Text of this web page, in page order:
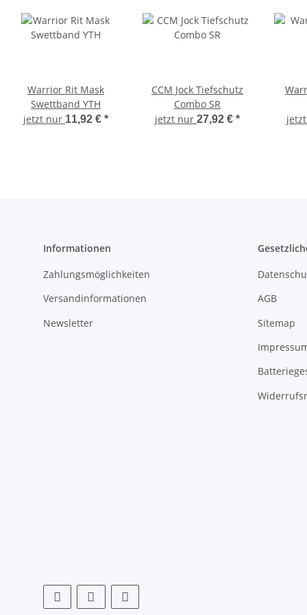
Warrior Rit Mask
Swettband YTH
jetzt nur 11,92 € *
CCM Jock Tiefschutz
Combo SR
jetzt nur 27,92 € *
Informationen
Zahlungsmöglichkeiten
Versandinformationen
Newsletter
AGB
Sitemap